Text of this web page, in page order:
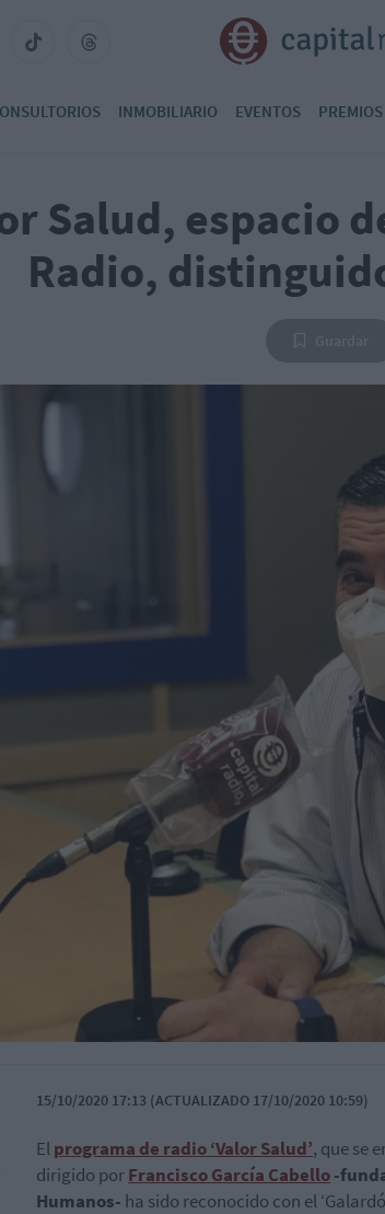
INMOBILIARIO EVENTOS PREMIOS
Salud, espacio
Radio,
15/10/2020 17:13 (ACTUALIZADO 17/10/2020 10:59)
Elprograma de radio ‘Valor Salud’, que se
dirigido porFrancisco García Cabello-
Humanos- ha sido reconocido con el